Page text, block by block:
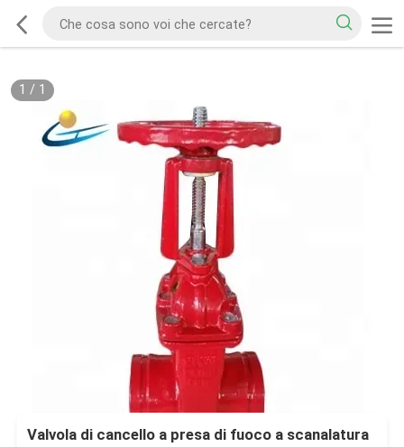
1 / 1
Valvola di cancello a presa di fuoco a scanalatura